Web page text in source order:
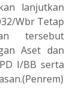
lanjutkan
Wbr Tetap
tersebut
Aset dan
I/BB serta